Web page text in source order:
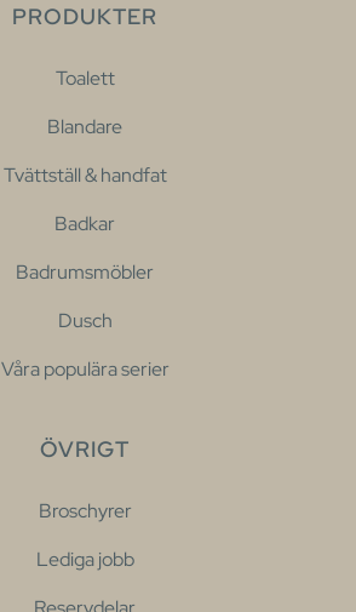
PRODUKTER
Toalett
Blandare
Tvättställ & handfat
Badkar
Badrumsmöbler
Dusch
Våra populära serier
ÖVRIGT
Broschyrer
Lediga jobb